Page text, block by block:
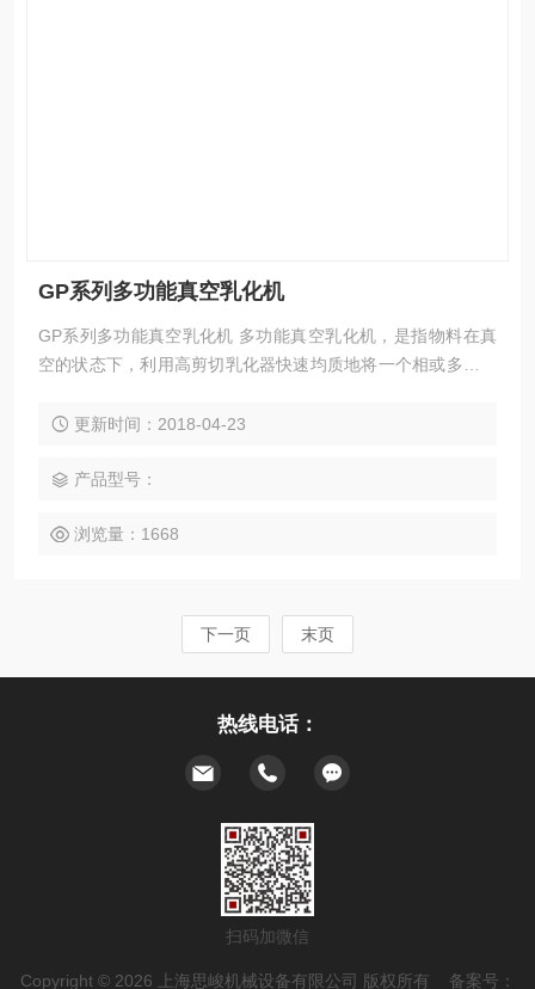
GP系列多功能真空乳化机
GP系列多功能真空乳化机 多功能真空乳化机，是指物料在真
空的状态下，利用高剪切乳化器快速均质地将一个相或多个相
在定转子狭窄的间隙中，每分钟承受几十万次的液压剪切。离
的循环往复，Z终得到无气泡细腻及稳定的高品质产品
更新时间：2018-04-23
产品型号：
浏览量：1668
下一页 末页
热线电话：
扫码加微信
Copyright © 2026 上海思峻机械设备有限公司 版权所有 备案号：